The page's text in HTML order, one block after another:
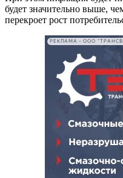
будет значительно выше,
перекроет рост